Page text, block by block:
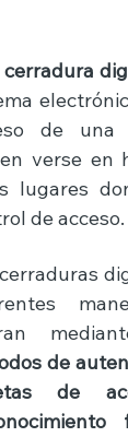
cerradura
de una
verse en
lugares
de acceso.
de
de